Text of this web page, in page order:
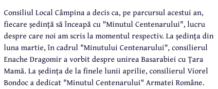
Consiliul Local Câmpina a decis ca, pe parcursul acestui an,
fiecare ședință să înceapă cu "Minutul Centenarului", lucru
despre care noi am scris la momentul respectiv. La ședința din
luna martie, în cadrul "Minutului Centenarului", consilierul
Enache Dragomir a vorbit despre unirea Basarabiei cu Țara
Mamă. La ședința de la finele lunii aprilie, consilierul Viorel
Bondoc a dedicat "Minutul Centenarului" Armatei Române.